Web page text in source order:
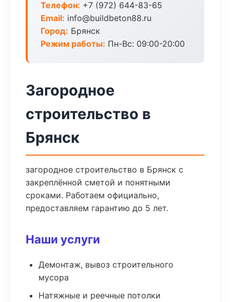
Телефон: +7 (972) 644-83-65
Email: info@buildbeton88.ru
Город: Брянск
Режим работы: Пн-Вс: 09:00-20:00
Загородное
строительство в
Брянск
загородное строительство в Брянск с
закреплённой сметой и понятными
сроками. Работаем официально,
предоставляем гарантию до 5 лет.
Наши услуги
Демонтаж, вывоз строительного
мусора
Натяжные и реечные потолки